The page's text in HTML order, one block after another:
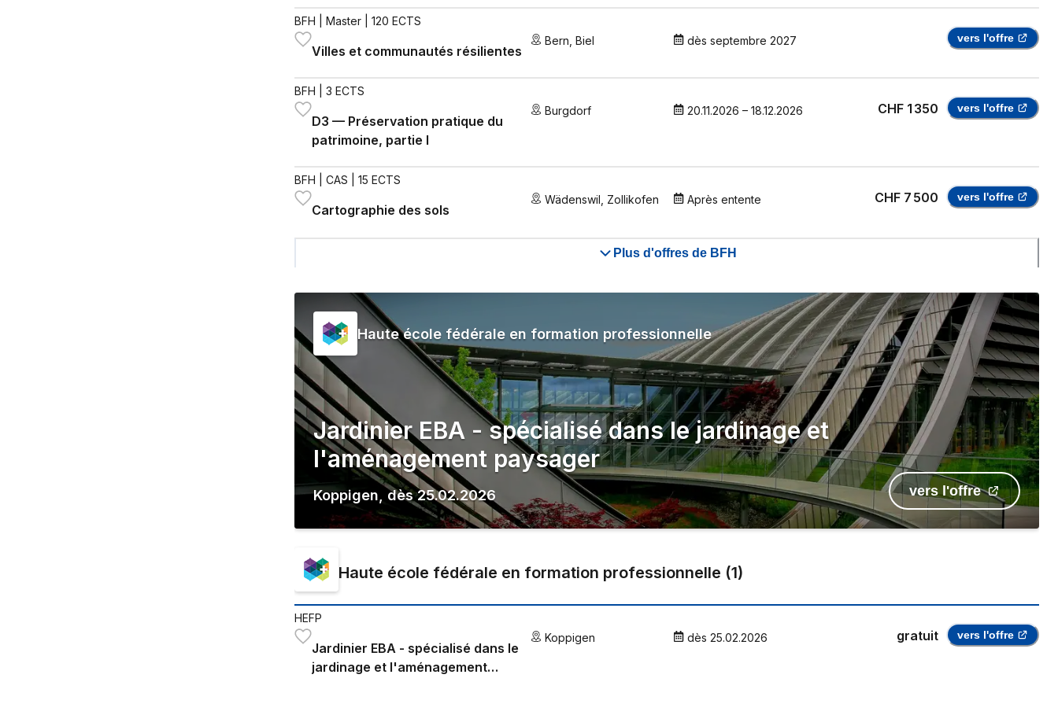
BFH | Master | 120 ECTS
Villes et communautés résilientes
Bern, Biel dès septembre 2027 vers l'offre
BFH | 3 ECTS
D3 — Préservation pratique du
patrimoine, partie I
Burgdorf 20.11.2026 – 18.12.2026 CHF 1 350 vers l'offre
BFH | CAS | 15 ECTS
Cartographie des sols
Wädenswil , Zollikofen Après entente CHF 7 500 vers l'offre
Plus d'offres de BFH
Haute école fédérale en formation professionnelle
Jardinier EBA - spécialisé dans le jardinage et
l'aménagement paysager
Koppigen, dès 25.02.2026 vers l'offre
Haute école fédérale en formation professionnelle (1)
HEFP
Jardinier EBA - spécialisé dans le
jardinage et l'aménagement
Koppigen dès 25.02.2026 gratuit vers l'offre